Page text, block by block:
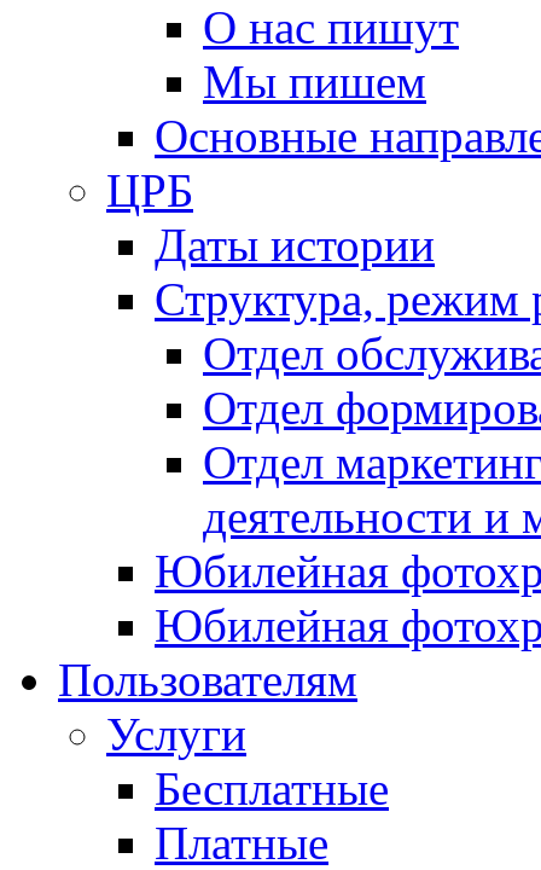
О нас пишут
Мы пишем
Основные
ЦРБ
Даты истории
Структура, режим
Отдел
Отдел
Отдел
деятельности и
Юбилейная
Юбилейная
Пользователям
Услуги
Бесплатные
Платные